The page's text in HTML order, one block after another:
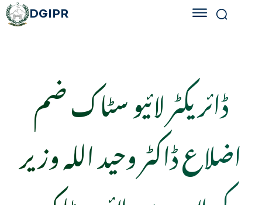
DGIPR
ڈائریکٹر لائیو سٹاک ضم
اضلاع ڈاکٹر وحید اللہ وزیر